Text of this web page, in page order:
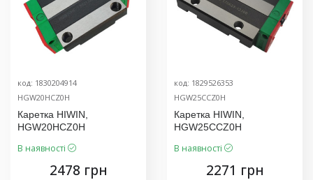
код: 1830204914
HGW20HCZ0H
Каретка HIWIN,
HGW20HCZ0H
В наявності
2478 грн
код: 1829526353
HGW25CCZ0H
Каретка HIWIN,
HGW25CCZ0H
В наявності
2271 грн